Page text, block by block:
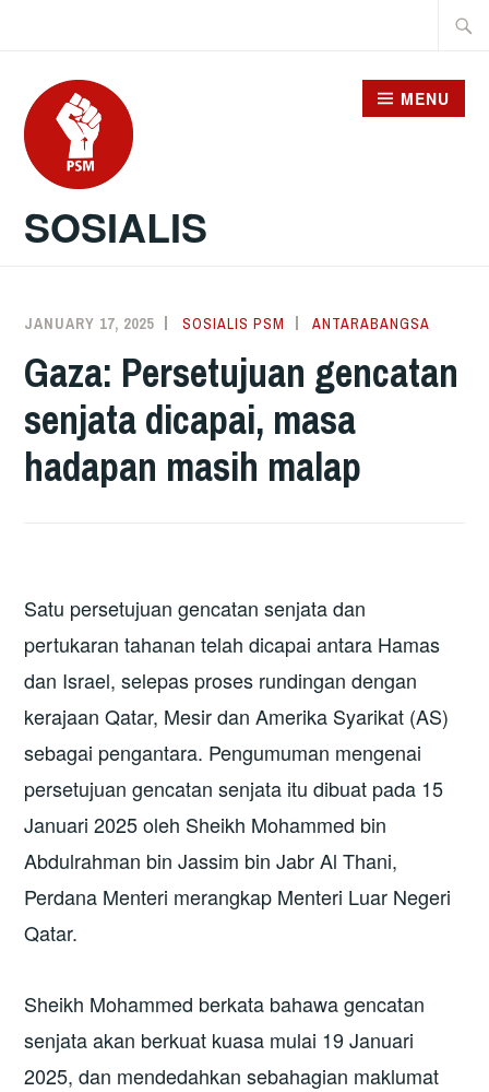
content
SOSIALIS
MENU
JANUARY 17, 2025 SOSIALIS PSM ANTARABANGSA
Gaza: Persetujuan gencatan
senjata dicapai, masa
hadapan masih malap
Satu persetujuan gencatan senjata dan
pertukaran tahanan telah dicapai antara Hamas
dan Israel, selepas proses rundingan dengan
kerajaan Qatar, Mesir dan Amerika Syarikat (AS)
sebagai pengantara. Pengumuman mengenai
persetujuan gencatan senjata itu dibuat pada 15
Januari 2025 oleh Sheikh Mohammed bin
Abdulrahman bin Jassim bin Jabr Al Thani,
Perdana Menteri merangkap Menteri Luar Negeri
Qatar.
Sheikh Mohammed berkata bahawa gencatan
senjata akan berkuat kuasa mulai 19 Januari
2025, dan mendedahkan sebahagian maklumat